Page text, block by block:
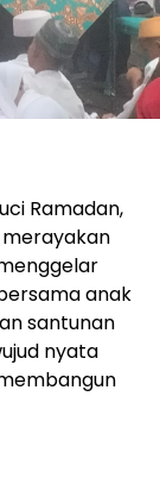
Ramadan,
merayakan
anak
santunan
nyata